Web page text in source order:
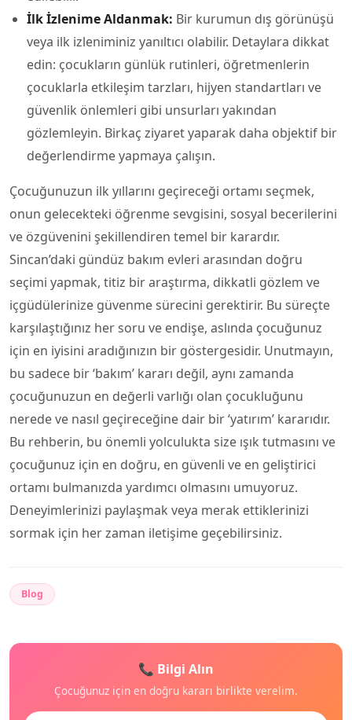
İlk İzlenime Aldanmak: Bir kurumun dış görünüşü
veya ilk izleniminiz yanıltıcı olabilir. Detaylara dikkat
edin: çocukların günlük rutinleri, öğretmenlerin
çocuklarla etkileşim tarzları, hijyen standartları ve
güvenlik önlemleri gibi unsurları yakından
gözlemleyin. Birkaç ziyaret yaparak daha objektif bir
değerlendirme yapmaya çalışın.
Çocuğunuzun ilk yıllarını geçireceği ortamı seçmek,
onun gelecekteki öğrenme sevgisini, sosyal becerilerini
ve özgüvenini şekillendiren temel bir karardır.
Sincan’daki gündüz bakım evleri arasından doğru
seçimi yapmak, titiz bir araştırma, dikkatli gözlem ve
içgüdülerinize güvenme sürecini gerektirir. Bu süreçte
karşılaştığınız her soru ve endişe, aslında çocuğunuz
için en iyisini aradığınızın bir göstergesidir. Unutmayın,
bu sadece bir ‘bakım’ kararı değil, aynı zamanda
çocuğunuzun en değerli varlığı olan çocukluğunu
nerede ve nasıl geçireceğine dair bir ‘yatırım’ kararıdır.
Bu rehberin, bu önemli yolculukta size ışık tutmasını ve
çocuğunuz için en doğru, en güvenli ve en geliştirici
ortamı bulmanızda yardımcı olmasını umuyoruz.
Deneyimlerinizi paylaşmak veya merak ettiklerinizi
sormak için her zaman iletişime geçebilirsiniz.
Blog
📞 Bilgi Alın
Çocuğunuz için en doğru kararı birlikte verelim.